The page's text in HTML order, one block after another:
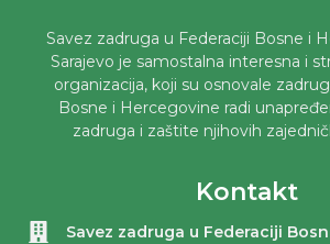
Savez zadruga u Federaciji Bosne i
Sarajevo je samostalna interesna i
organizacija, koji su osnovale
Bosne i Hercegovine radi
zadruga i zaštite njihovih
Kontakt
Savez zadruga u Federaciji